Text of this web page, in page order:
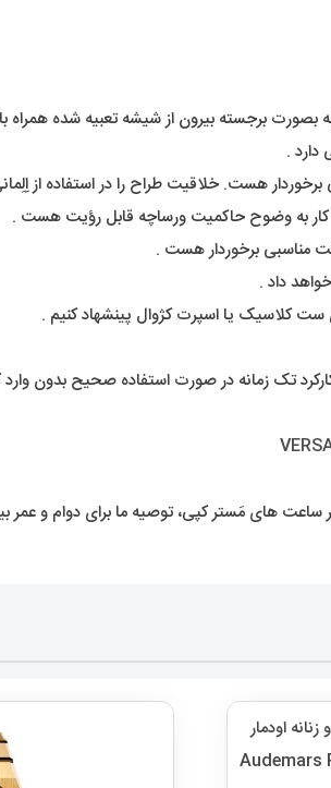
برجسته بیرون از شیشه تعبیه شده همراه
.
هست. خلاقیت طراح را در استفاده از
به وضوح حاکمیت ورساچه قابل رؤیت هست .
مناسبی برخوردار هست .
داد .
ست کلاسیک یا اسپرت کژوال پینشهاد کنیم .
تک زمانه در صورت استفاده صحیح بدون
های مَستر کپی، توصیه ما برای دوام و عمر